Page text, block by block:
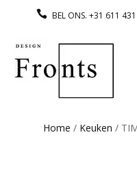
BEL ONS. +31 611
Home / Keuken /